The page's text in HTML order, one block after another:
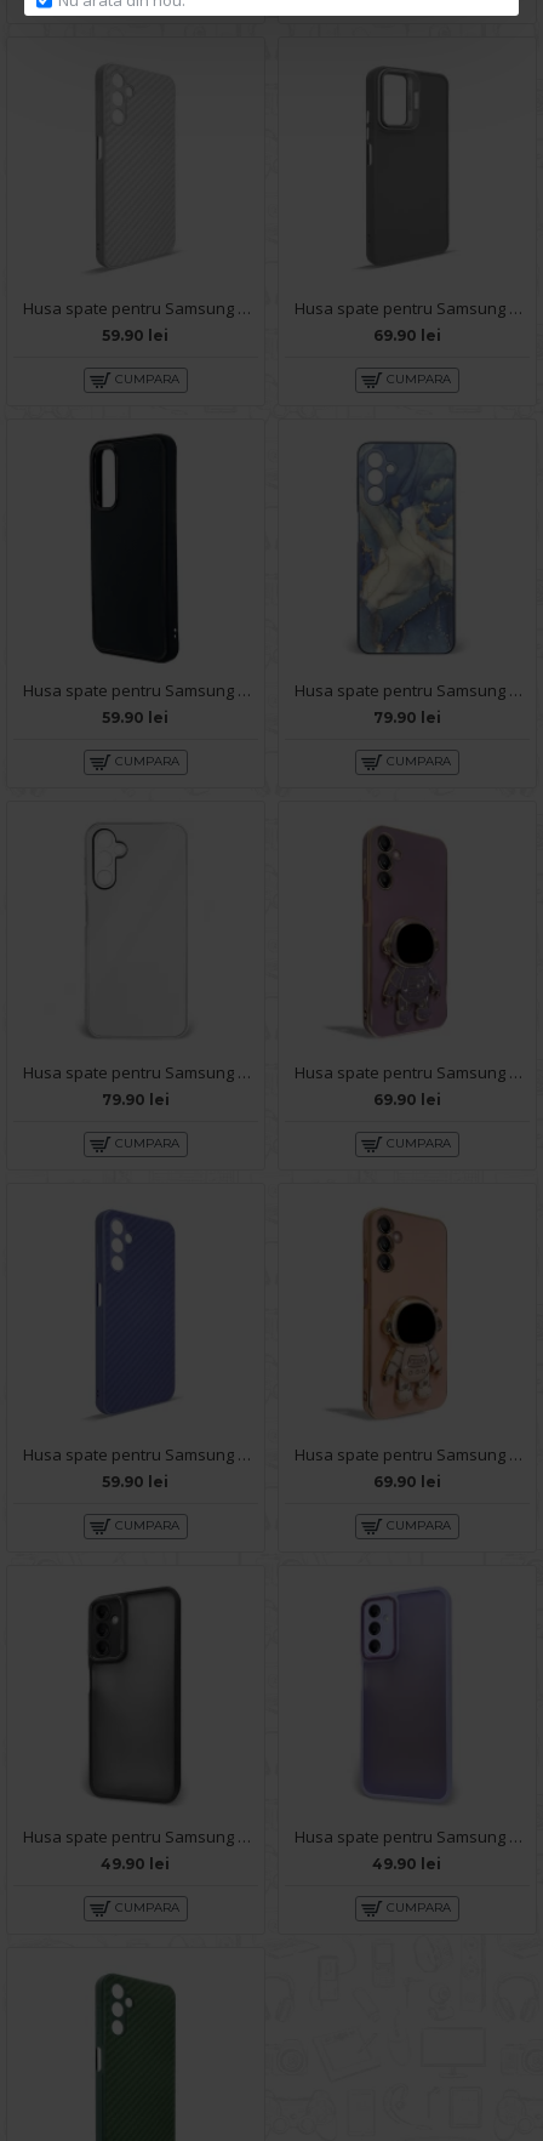
Husa spate pentru Samsung Galaxy A14 5G- Lys case Alb
59.90 lei
CUMPARA
Husa spate pentru Samsung Galaxy A14 5G- Drop case Kickstand Gri
69.90 lei
CUMPARA
Husa spate pentru Samsung Galaxy A14 5G KIP Case - Negru
59.90 lei
CUMPARA
Husa spate pentru Samsung Galaxy A14 5G- Deli Case Albastru
79.90 lei
CUMPARA
Husa spate pentru Samsung Galaxy A14 5G- Lito Case Alb
79.90 lei
CUMPARA
Husa spate pentru Samsung Galaxy A14 5G - Cosmo Case Mov
69.90 lei
CUMPARA
Husa spate pentru Samsung Galaxy A14 5G- Lys case Mov deschis
59.90 lei
CUMPARA
Husa spate pentru Samsung Galaxy A14 5G - Cosmo Case Roz
69.90 lei
CUMPARA
Husa spate pentru Samsung Galaxy A14 5G - Catwalk Case Negru
49.90 lei
CUMPARA
Husa spate pentru Samsung Galaxy A14 5G - Catwalk Case Mov
49.90 lei
CUMPARA